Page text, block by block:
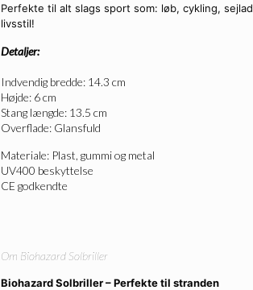
Perfekte til alt slags sport som: løb, cykling,
livsstil!
Detaljer:
Indvendig bredde: 14.3 cm
Højde: 6 cm
Stang længde: 13.5 cm
Overflade: Glansfuld
Materiale: Plast, gummi og metal
UV400 beskyttelse
CE godkendte
Om Biohazard Solbriller
Biohazard Solbriller – Perfekte til stranden